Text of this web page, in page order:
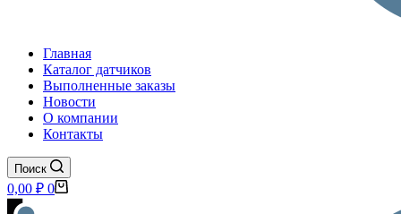
Главная
Каталог датчиков
Выполненные заказы
Новости
О компании
Контакты
Поиск
Корзина
0,00 ₽ 0